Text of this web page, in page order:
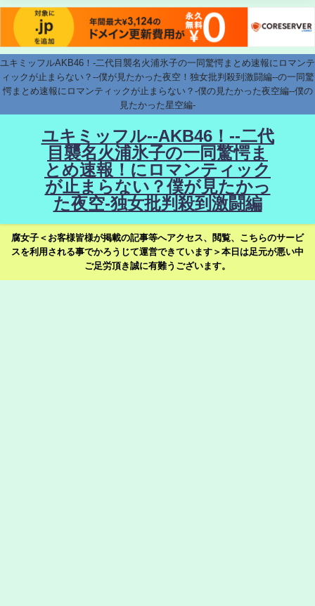
ユキミッフルAKB46！-二代目襲名火浦氷子の一同驚愕まとめ速報にロマンテ
ィックが止まらない？--僕が見たかった夜空！独女批判殺到激闘編--の一同驚
愕まとめ速報にロマンティックが止まらない？-僕の見たかった夜空編--僕の
見たかった星空編-
ユキミッフル--AKB46！--二代
目襲名火浦氷子の一同驚愕ま
とめ速報！にロマンティック
が止まらない？僕が見たかっ
た夜空-独女批判殺到激闘編
腐女子＜お客様皆様が掲載の記事等へアクセス、閲覧、こちらのサービ
スを利用される事でかろうじて運営できています＞本日は足元が悪い中
ご足労頂き誠に有難うございます。